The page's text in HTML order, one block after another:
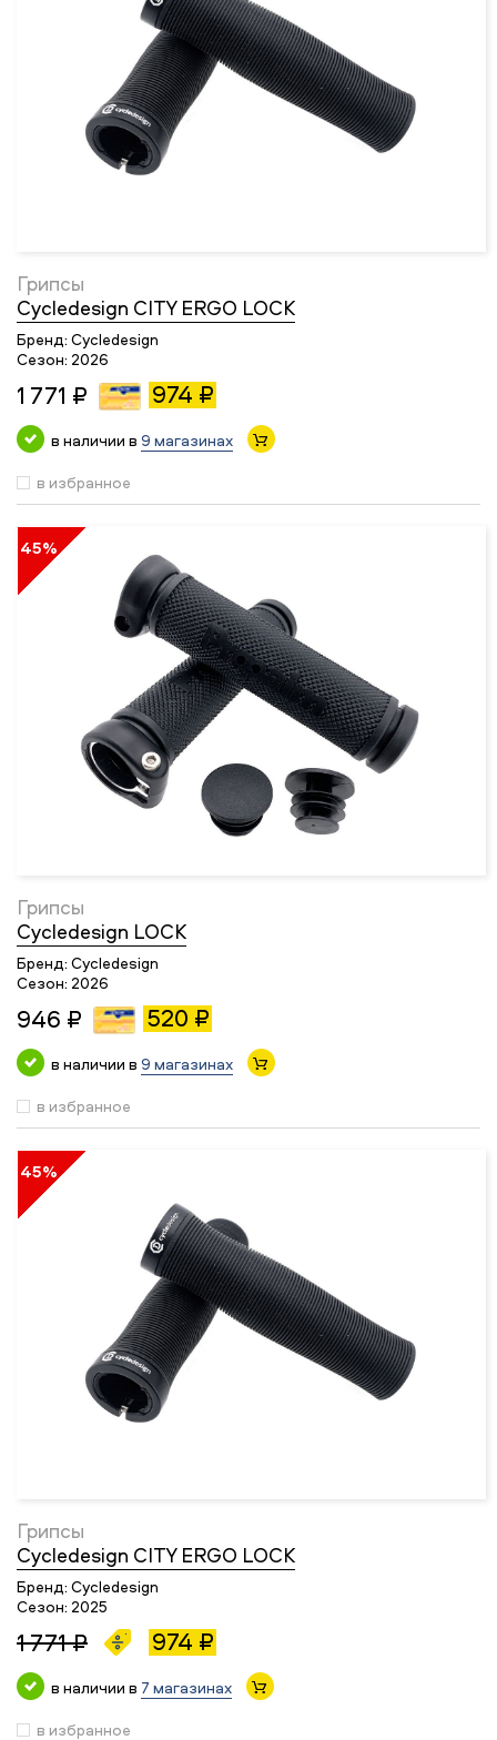
Грипсы
Cycledesign CITY ERGO LOCK
Бренд: Cycledesign
Сезон: 2026
1 771 ₽ 974 ₽
в наличии в 9 магазинах
в избранное
45%
Грипсы
Cycledesign LOCK
Бренд: Cycledesign
Сезон: 2026
946 ₽ 520 ₽
в наличии в 9 магазинах
в избранное
45%
Грипсы
Cycledesign CITY ERGO LOCK
Бренд: Cycledesign
Сезон: 2025
1 771 ₽ 974 ₽
в наличии в 7 магазинах
в избранное